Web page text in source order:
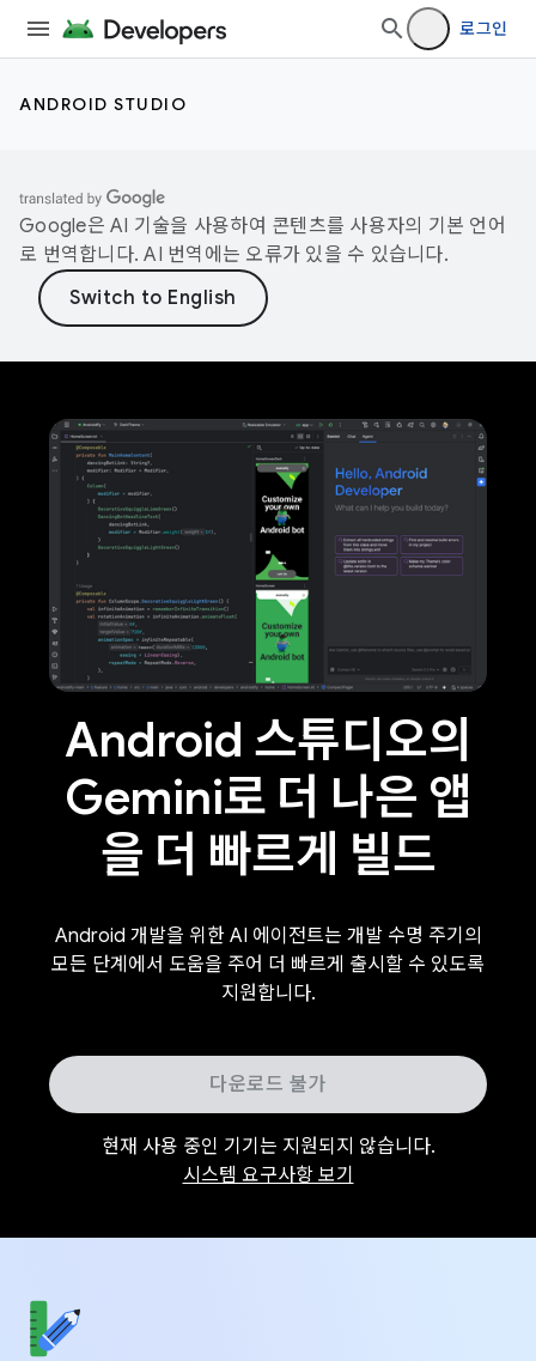
로그인
ANDROID STUDIO
Google은 AI 기술을 사용하여 콘텐츠를 사용자의 기본 언어
로 번역합니다. AI 번역에는 오류가 있을 수 있습니다.
Android 스튜디오의
Gemini로 더 나은 앱
을 더 빠르게 빌드
Android 개발을 위한 AI 에이전트는 개발 수명 주기의
모든 단계에서 도움을 주어 더 빠르게 출시할 수 있도록
지원합니다.
다운로드 불가
현재 사용 중인 기기는 지원되지 않습니다.
시스템 요구사항 보기